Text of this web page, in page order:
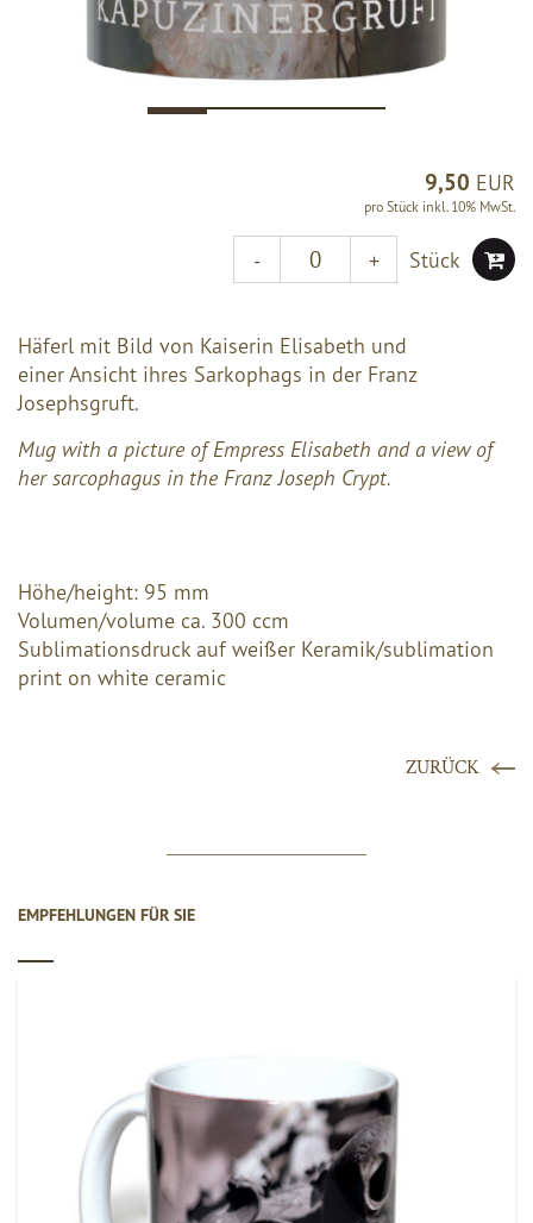
9,50 EUR
pro Stück inkl. 10% MwSt.
- + Stück
Häferl mit Bild von Kaiserin Elisabeth und
einer Ansicht ihres Sarkophags in der Franz
Josephsgruft.
Mug with a picture of Empress Elisabeth and a view of
her sarcophagus in the Franz Joseph Crypt.
Höhe/height: 95 mm
Volumen/volume ca. 300 ccm
Sublimationsdruck auf weißer Keramik/sublimation
print on white ceramic
ZURÜCK
EMPFEHLUNGEN FÜR SIE